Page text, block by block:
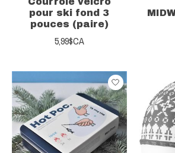
pour ski fond 3
pouces (paire)
5,99$CA